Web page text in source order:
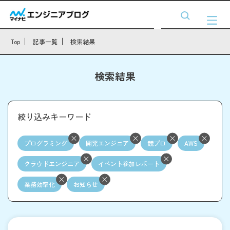
Top 記事一覧 検索結果
検索結果
絞り込みキーワード
プログラミング 開発エンジニア 競プロ AWS
クラウドエンジニア イベント参加レポート
業務効率化 お知らせ